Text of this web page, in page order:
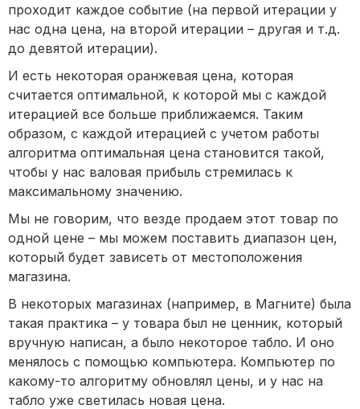
проходит каждое событие (на первой итерации у
нас одна цена, на второй итерации – другая и т.д.
до девятой итерации).
И есть некоторая оранжевая цена, которая
считается оптимальной, к которой мы с каждой
итерацией все больше приближаемся. Таким
образом, с каждой итерацией с учетом работы
алгоритма оптимальная цена становится такой,
чтобы у нас валовая прибыль стремилась к
максимальному значению.
Мы не говорим, что везде продаем этот товар по
одной цене – мы можем поставить диапазон цен,
который будет зависеть от местоположения
магазина.
В некоторых магазинах (например, в Магните) была
такая практика – у товара был не ценник, который
вручную написан, а было некоторое табло. И оно
менялось с помощью компьютера. Компьютер по
какому-то алгоритму обновлял цены, и у нас на
табло уже светилась новая цена.